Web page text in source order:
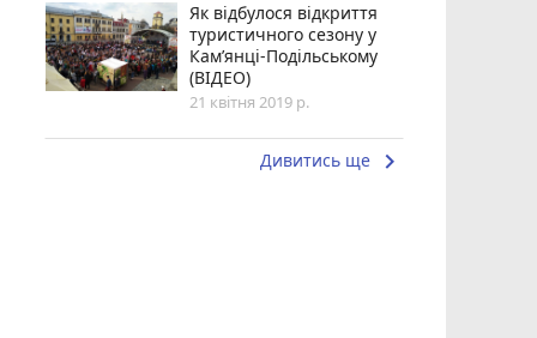
Як відбулося відкриття
туристичного сезону у
Кам’янці-Подільському
(ВІДЕО)
21 квітня 2019 р.
Дивитись ще keyboard_arrow_right